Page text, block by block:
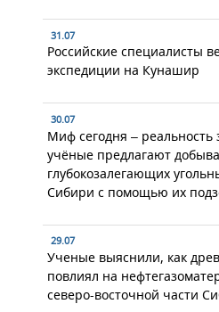
31.07
Российские специалисты
экспедиции на Кунашир
30.07
Миф сегодня – реальность
учёные предлагают
глубокозалегающих
Сибири с помощью их
29.07
Ученые выяснили, как
повлиял на
северо-восточной части